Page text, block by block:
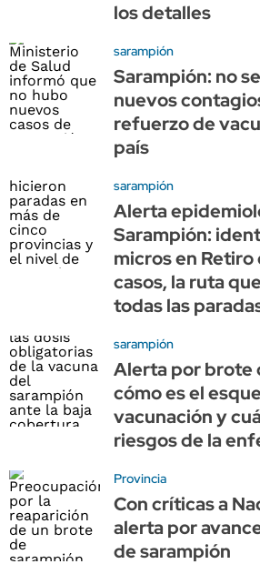
los detalles
sarampión
Sarampión: no
nuevos
refuerzo de
país
sarampión
Alerta
Sarampión:
micros en Retiro
casos, la ruta
todas las
sarampión
Alerta por brote
cómo es el
vacunación y
riesgos de la
Provincia
Con críticas a
alerta por
de sarampión